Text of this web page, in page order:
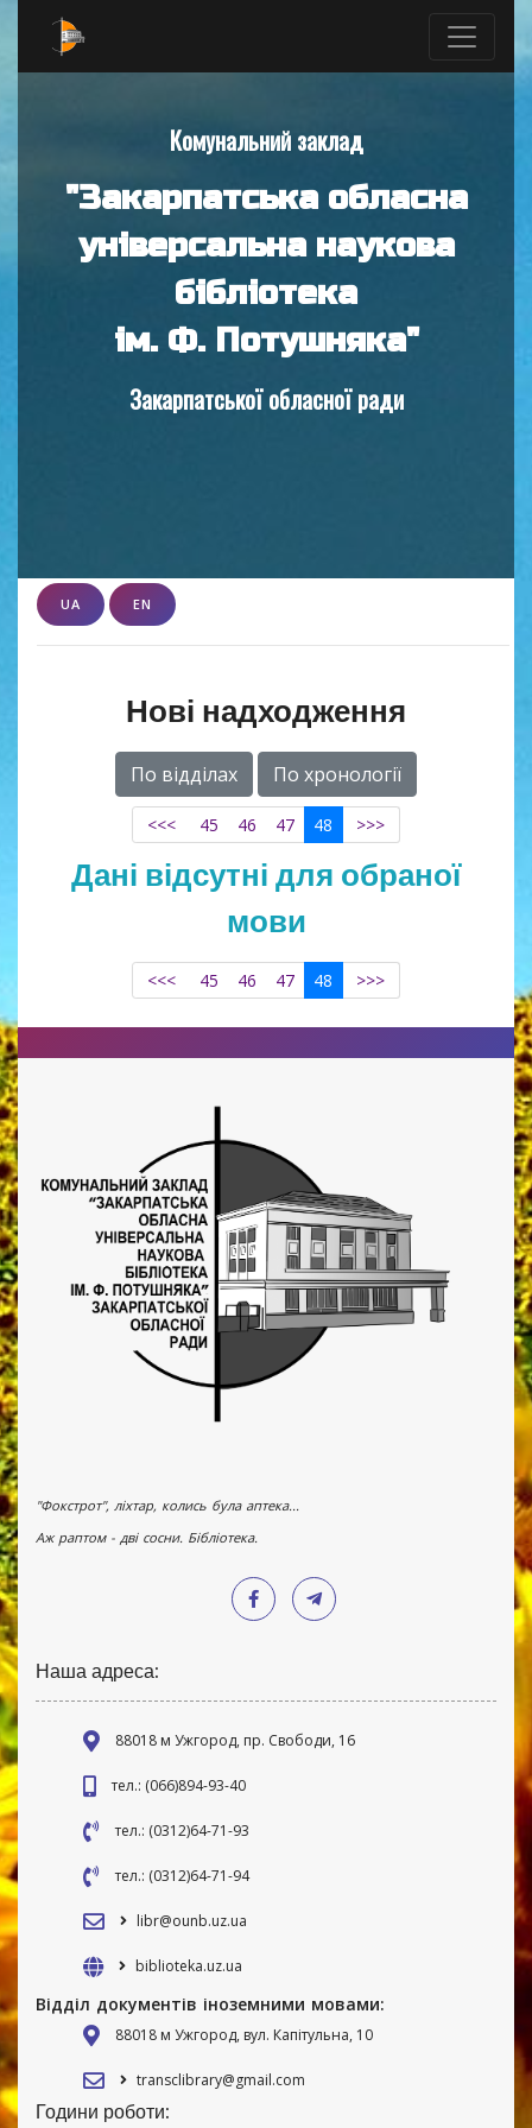
Комунальний заклад
"Закарпатська обласна
універсальна наукова
бібліотека
ім. Ф. Потушняка"
Закарпатської обласної ради
UA EN
Нові надходження
По відділах По хронології
<<< 45 46 47 48 >>>
Дані відсутні для обраної
мови
<<< 45 46 47 48 >>>
"Фокстрот", ліхтар, колись була аптека...
Аж раптом - дві сосни. Бібліотека.
Наша адреса:
88018 м Ужгород, пр. Свободи, 16
тел.: (066)894-93-40
тел.: (0312)64-71-93
тел.: (0312)64-71-94
libr@ounb.uz.ua
biblioteka.uz.ua
Відділ документів іноземними мовами:
88018 м Ужгород, вул. Капітульна, 10
transclibrary@gmail.com
Години роботи: